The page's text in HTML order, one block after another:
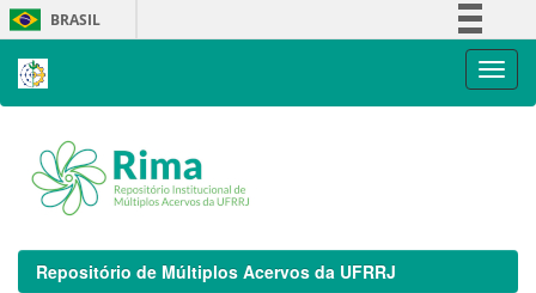
Skip
navigation
BRASIL
Repositório de Múltiplos Acervos da UFRRJ